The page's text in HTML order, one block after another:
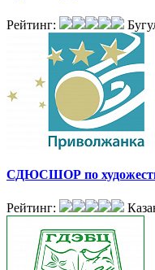
Рейтинг:
СДЮСШОР по
Рейтинг: